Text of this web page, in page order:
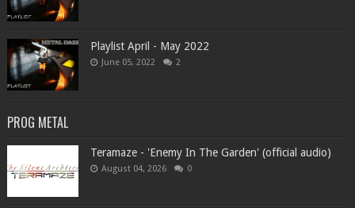
Playlist April - May 2022
June 05, 2022 2
PROG METAL
Teramaze - 'Enemy In The Garden' (official audio)
August 04, 2026 0